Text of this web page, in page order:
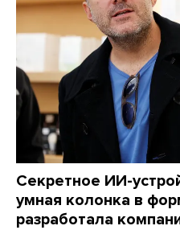
Секретное ИИ-
умная колонка в
разработала